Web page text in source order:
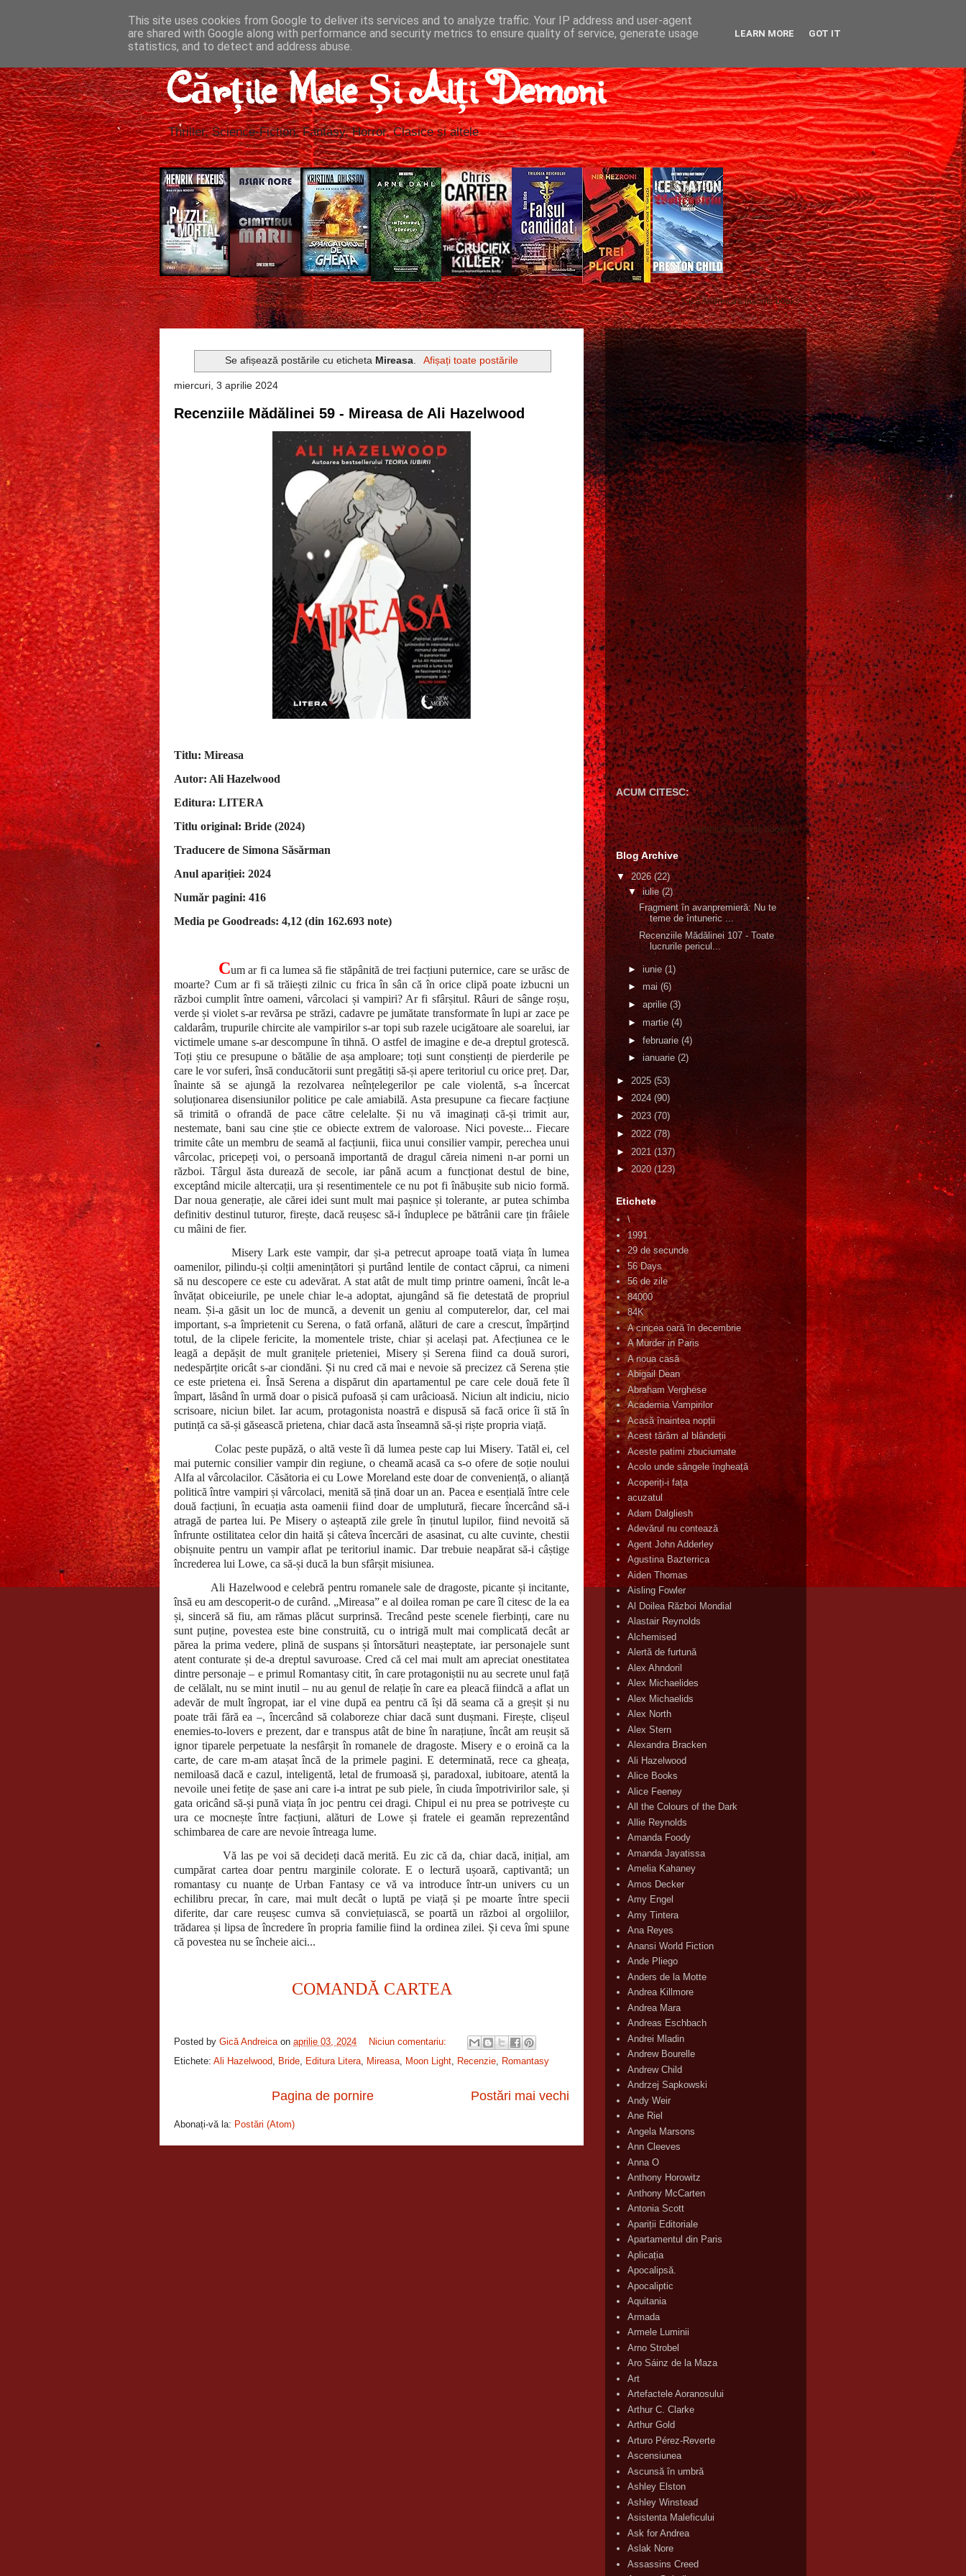
Cărțile Mele Și Alți Demoni
Thriller, Science-Fiction, Fantasy, Horror, Clasice și altele
Gică Andreica's favorite books »
Se afișează postările cu eticheta Mireasa. Afișați toate postările
miercuri, 3 aprilie 2024
Recenziile Mădălinei 59 - Mireasa de Ali Hazelwood
Titlu: Mireasa
Autor: Ali Hazelwood
Editura: LITERA
Titlu original: Bride (2024)
Traducere de Simona Săsărman
Anul apariției: 2024
Număr pagini: 416
Media pe Goodreads: 4,12 (din 162.693 note)
Cum ar fi ca lumea să fie stăpânită de trei facțiuni puternice, care se urăsc de
moarte? Cum ar fi să trăiești zilnic cu frica în sân că în orice clipă poate izbucni un
război cumplit între oameni, vârcolaci și vampiri? Ar fi sfârșitul. Râuri de sânge roșu,
verde și violet s-ar revărsa pe străzi, cadavre pe jumătate transformate în lupi ar zace pe
caldarâm, trupurile chircite ale vampirilor s-ar topi sub razele ucigătoare ale soarelui, iar
victimele umane s-ar descompune în tihnă. O astfel de imagine e de-a dreptul grotescă.
Toți știu ce presupune o bătălie de așa amploare; toți sunt conștienți de pierderile pe
care le vor suferi, însă conducătorii sunt pregătiți să-și apere teritoriul cu orice preț. Dar,
înainte să se ajungă la rezolvarea neînțelegerilor pe cale violentă, s-a încercat
soluționarea disensiunilor politice pe cale amiabilă. Asta presupune ca fiecare facțiune
să trimită o ofrandă de pace către celelalte. Și nu vă imaginați că-și trimit aur,
nestemate, bani sau cine știe ce obiecte extrem de valoroase. Nici poveste... Fiecare
trimite câte un membru de seamă al facțiunii, fiica unui consilier vampir, perechea unui
vârcolac, pricepeți voi, o persoană importantă de dragul căreia nimeni n-ar porni un
război. Târgul ăsta durează de secole, iar până acum a funcționat destul de bine,
exceptând micile altercații, ura și resentimentele ce nu pot fi înăbușite sub nicio formă.
Dar noua generație, ale cărei idei sunt mult mai pașnice și tolerante, ar putea schimba
definitiv destinul tuturor, firește, dacă reușesc să-i înduplece pe bătrânii care țin frâiele
cu mâini de fier.
Misery Lark este vampir, dar și-a petrecut aproape toată viața în lumea
oamenilor, pilindu-și colții amenințători și purtând lentile de contact căprui, ca nimeni
să nu descopere ce este cu adevărat. A stat atât de mult timp printre oameni, încât le-a
învățat obiceiurile, pe unele chiar le-a adoptat, ajungând să fie detestată de propriul
neam. Și-a găsit un loc de muncă, a devenit un geniu al computerelor, dar, cel mai
important, s-a împrietenit cu Serena, o fată orfană, alături de care a crescut, împărțind
totul, de la clipele fericite, la momentele triste, chiar și același pat. Afecțiunea ce le
leagă a depășit de mult granițele prieteniei, Misery și Serena fiind ca două surori,
nedespărțite oricât s-ar ciondăni. Și nu cred că mai e nevoie să precizez că Serena știe
ce este prietena ei. Însă Serena a dispărut din apartamentul pe care cele două fete îl
împart, lăsând în urmă doar o pisică pufoasă și cam urâcioasă. Niciun alt indiciu, nicio
scrisoare, niciun bilet. Iar acum, protagonista noastră e dispusă să facă orice îi stă în
putință ca să-și găsească prietena, chiar dacă asta înseamnă să-și riște propria viață.
Colac peste pupăză, o altă veste îi dă lumea peste cap lui Misery. Tatăl ei, cel
mai puternic consilier vampir din regiune, o cheamă acasă ca s-o ofere de soție noului
Alfa al vârcolacilor. Căsătoria ei cu Lowe Moreland este doar de conveniență, o alianță
politică între vampiri și vârcolaci, menită să țină doar un an. Pacea e esențială între cele
două facțiuni, în ecuația asta oamenii fiind doar de umplutură, fiecare încercând să-i
atragă de partea lui. Pe Misery o așteaptă zile grele în ținutul lupilor, fiind nevoită să
înfrunte ostilitatea celor din haită și câteva încercări de asasinat, cu alte cuvinte, chestii
obișnuite pentru un vampir aflat pe teritoriul inamic. Dar trebuie neapărat să-i câștige
încrederea lui Lowe, ca să-și ducă la bun sfârșit misiunea.
Ali Hazelwood e celebră pentru romanele sale de dragoste, picante și incitante,
însă eu am descoperit-o de curând. „Mireasa” e al doilea roman pe care îl citesc de la ea
și, sinceră să fiu, am rămas plăcut surprinsă. Trecând peste scenele fierbinți, care nu
sunt puține, povestea este bine construită, cu o intrigă mult mai complicată decât ar
părea la prima vedere, plină de suspans și întorsături neașteptate, iar personajele sunt
atent conturate și de-a dreptul savuroase. Cred că cel mai mult am apreciat onestitatea
dintre personaje – e primul Romantasy citit, în care protagoniștii nu au secrete unul față
de celălalt, nu se mint inutil – nu au genul de relație în care ea pleacă fiindcă a aflat un
adevăr de mult îngropat, iar el vine după ea pentru că își dă seama că a greșit și nu
poate trăi fără ea –, încercând să colaboreze chiar dacă sunt dușmani. Firește, clișeul
enemies-to-lovers e prezent, dar e transpus atât de bine în narațiune, încât am reușit să
ignor tiparele perpetuate la nesfârșit în romanele de dragoste. Misery e o eroină ca la
carte, de care m-am atașat încă de la primele pagini. E determinată, rece ca gheața,
nemiloasă dacă e cazul, inteligentă, letal de frumoasă și, paradoxal, iubitoare, atentă la
nevoile unei fetițe de șase ani care i-a intrat pe sub piele, în ciuda împotrivirilor sale, și
gata oricând să-și pună viața în joc pentru cei dragi. Chipul ei nu prea se potrivește cu
ura ce mocnește între facțiuni, alături de Lowe și fratele ei geamăn reprezentând
schimbarea de care are nevoie întreaga lume.
Vă las pe voi să decideți dacă merită. Eu zic că da, chiar dacă, inițial, am
cumpărat cartea doar pentru marginile colorate. E o lectură ușoară, captivantă; un
romantasy cu nuanțe de Urban Fantasy ce vă va introduce într-un univers cu un
echilibru precar, în care, mai mult decât o luptă pe viață și pe moarte între specii
diferite, dar care reușesc cumva să conviețuiască, se poartă un război al orgoliilor,
trădarea și lipsa de încredere în propria familie fiind la ordinea zilei. Și ceva îmi spune
că povestea nu se încheie aici...
COMANDĂ CARTEA
Posted by Gică Andreica on aprilie 03, 2024
Niciun comentariu:
Etichete: Ali Hazelwood, Bride, Editura Litera, Mireasa, Moon Light, Recenzie, Romantasy
Postări mai vechi
Pagina de pornire
Abonați-vă la: Postări (Atom)
ACUM CITESC:
Gică Andreica's favorite books »
Blog Archive
▼2026(22)
▼iulie(2)
Fragment în avanpremieră: Nu te
teme de întuneric ...
Recenziile Mădălinei 107 - Toate
lucrurile pericul...
► iunie (1)
► mai (6)
► aprilie (3)
► martie (4)
► februarie (4)
► ianuarie (2)
► 2025 (53)
► 2024 (90)
► 2023 (70)
► 2022 (78)
► 2021(137)
► 2020(123)
Etichete
\
1991
29 de secunde
56 Days
56 de zile
84000
84K
A cincea oară în decembrie
A Murder in Paris
A noua casă
Abigail Dean
Abraham Verghese
Academia Vampirilor
Acasă înaintea nopții
Acest tărâm al blândeții
Aceste patimi zbuciumate
Acolo unde sângele îngheață
Acoperiți-i fața
acuzatul
Adam Dalgliesh
Adevărul nu contează
Agent John Adderley
Agustina Bazterrica
Aiden Thomas
Aisling Fowler
Al Doilea Război Mondial
Alastair Reynolds
Alchemised
Alertă de furtună
Alex Ahndoril
Alex Michaelides
Alex Michaelids
Alex North
Alex Stern
Alexandra Bracken
Ali Hazelwood
Alice Books
Alice Feeney
All the Colours of the Dark
Allie Reynolds
Amanda Foody
Amanda Jayatissa
Amelia Kahaney
Amos Decker
Amy Engel
Amy Tintera
Ana Reyes
Anansi World Fiction
Ande Pliego
Anders de la Motte
Andrea Killmore
Andrea Mara
Andreas Eschbach
Andrei Mladin
Andrew Bourelle
Andrew Child
Andrzej Sapkowski
Andy Weir
Ane Riel
Angela Marsons
Ann Cleeves
Anna O
Anthony Horowitz
Anthony McCarten
Antonia Scott
Apariții Editoriale
Apartamentul din Paris
Aplicația
Apocalipsă.
Apocaliptic
Aquitania
Armada
Armele Luminii
Arno Strobel
Aro Sáinz de la Maza
Art
Artefactele Aoranosului
Arthur C. Clarke
Arthur Gold
Arturo Pérez-Reverte
Ascensiunea
Ascunsă în umbră
Ashley Elston
Ashley Winstead
Asistenta Maleficului
Ask for Andrea
Aslak Nore
Assassins Creed
This site uses cookies from Google to deliver its services and to analyze traffic. Your IP address and user-agent
are shared with Google along with performance and security metrics to ensure quality of service, generate usage
statistics, and to detect and address abuse.
LEARN MORE GOT IT